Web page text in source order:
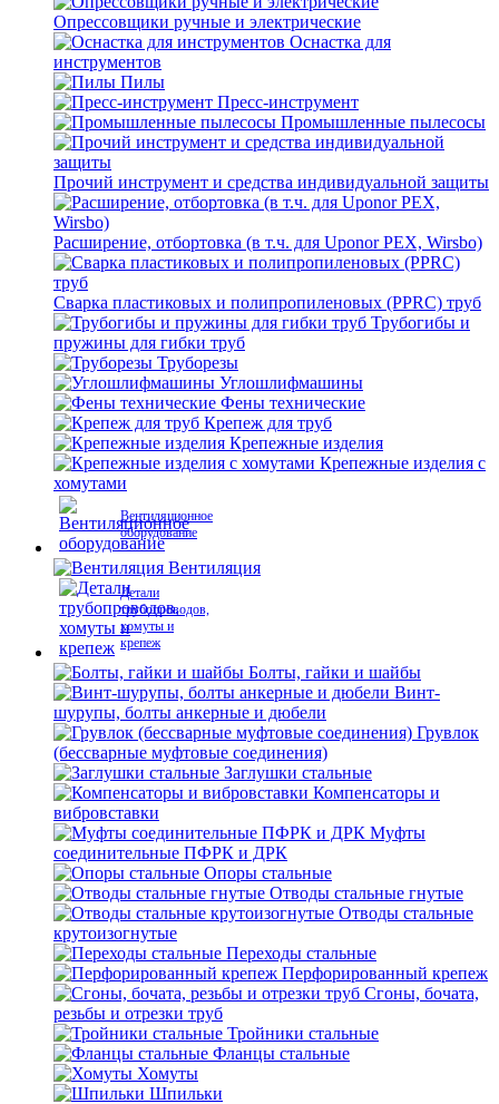
Опрессовщики ручные и электрические
Оснастка для
инструментов
Пилы
Пресс-инструмент
Промышленные пылесосы
Прочий инструмент и средства индивидуальной защиты
Расширение, отбортовка (в т.ч. для Uponor PEX, Wirsbo)
Сварка пластиковых и полипропиленовых (PPRC) труб
Трубогибы и
пружины для гибки труб
Труборезы
Углошлифмашины
Фены технические
Крепеж для труб
Крепежные изделия
Крепежные изделия с
хомутами
Вентиляционное
оборудование
Вентиляция
Детали
трубопроводов,
хомуты и
крепеж
Болты, гайки и шайбы
Винт-
шурупы, болты анкерные и дюбели
Грувлок
(бессварные муфтовые соединения)
Заглушки стальные
Компенсаторы и
вибровставки
Муфты
соединительные ПФРК и ДРК
Опоры стальные
Отводы стальные гнутые
Отводы стальные
крутоизогнутые
Переходы стальные
Перфорированный крепеж
Сгоны, бочата,
резьбы и отрезки труб
Тройники стальные
Фланцы стальные
Хомуты
Шпильки